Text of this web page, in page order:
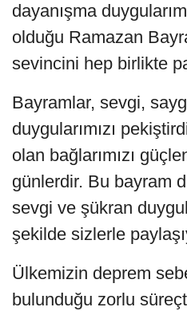
dayanışma
olduğu Ramazan
sevincini hep birlikte
Bayramlar, sevgi,
duygularımızı
olan bağlarımızı
günlerdir. Bu bayram
sevgi ve şükran
şekilde sizlerle
Ülkemizin deprem
bulunduğu zorlu